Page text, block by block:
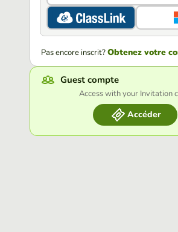
Pas encore inscrit?Obtenez votre
Guest compte
Access with your Invitation
Accéder